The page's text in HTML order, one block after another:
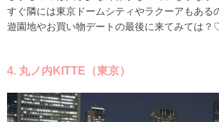
すぐ隣には東京ドームシティやラクーアもある
遊園地やお買い物デートの最後に来てみては？
4. 丸ノ内KITTE（東京）